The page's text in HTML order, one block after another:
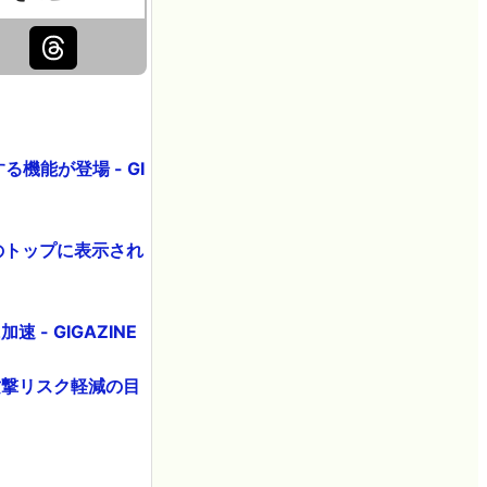
機能が登場 - GI
ップに表示され
速 - GIGAZINE
リスク軽減の目